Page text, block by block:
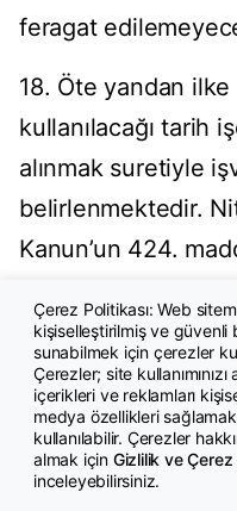
feragat
18. Öte yandan ilke
kullanılacağı tarih
alınmak suretiyle
belirlenmektedir.
Kanun’un 424.
veya ev düzeninin
ölçüde işçinin
bulundurmak
bağlanmıştır. 854
maddesinin üçüncü
Çerez Politikası: Web
kişiselleştirilmiş ve güvenli
sunabilmek için çerezler
Çerezler; site
içerikleri ve reklamları
medya özellikleri sağlamak
kullanılabilir. Çerezler
almak için Gizlilik ve Çerez
inceleyebilirsiniz.